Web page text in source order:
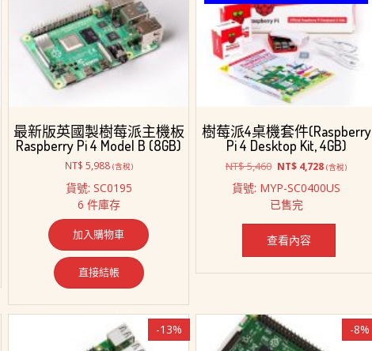
產
品
頁
面
選
項
最新版英國製樹莓派主機板
Raspberry Pi 4 Model B (8GB)
NT$ 5,988 (含稅)
貨號: SC0195
6 件庫存
加入購物車
直接結帳
樹莓派4桌機套件(Raspberry
Pi 4 Desktop Kit, 4GB)
NT$5,460 原
價
格：
NT$ 5,460。
NT$ 4,728目
價
NT$ 4,728。
(含稅)
貨號: MYP-SC0400US
已售完
查看內容
-13% -8%